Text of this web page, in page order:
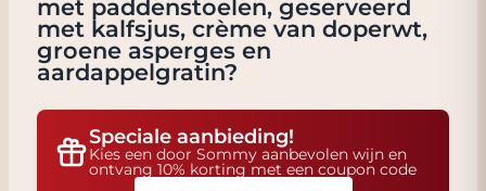
met paddenstoelen, geserveerd
met kalfsjus, crème van doperwt,
groene asperges en
aardappelgratin?
Speciale aanbieding!
Kies een door Sommy aanbevolen wijn en
ontvang 10% korting met een coupon code